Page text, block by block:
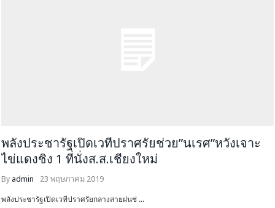
พลังประชารัฐเปิดเวทีปราศรัยช่วย”นเรศ”หวังเจาะ
ไข่แดงชิง 1 ที่นั่งส.ส.เชียงใหม่
By admin 23 พฤษภาคม 2019
พลังประชารัฐเปิดเวทีปราศรัยกลางสายฝนช่ ...